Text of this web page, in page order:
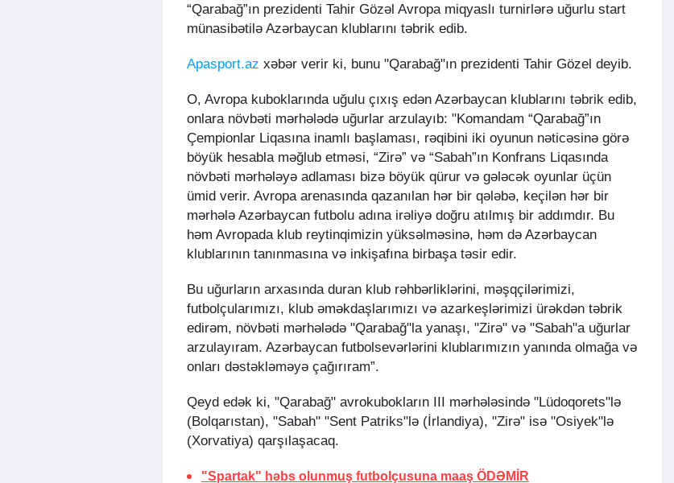
“Qarabağ”ın prezidenti Tahir Gözəl Avropa miqyaslı turnirlərə uğurlu start
münasibətilə Azərbaycan klublarını təbrik edib.
Apasport.az xəbər verir ki, bunu "Qarabağ"ın prezidenti Tahir Gözel deyib.
O, Avropa kuboklarında uğulu çıxış edən Azərbaycan klublarını təbrik edib,
onlara növbəti mərhələdə uğurlar arzulayıb: "Komandam “Qarabağ”ın
Çempionlar Liqasına inamlı başlaması, rəqibini iki oyunun nəticəsinə görə
böyük hesabla məğlub etməsi, “Zirə” və “Sabah”ın Konfrans Liqasında
növbəti mərhələyə adlaması bizə böyük qürur və gələcək oyunlar üçün
ümid verir. Avropa arenasında qazanılan hər bir qələbə, keçilən hər bir
mərhələ Azərbaycan futbolu adına irəliyə doğru atılmış bir addımdır. Bu
həm Avropada klub reytinqimizin yüksəlməsinə, həm də Azərbaycan
klublarının tanınmasına və inkişafına birbaşa təsir edir.
Bu uğurların arxasında duran klub rəhbərliklərini, məşqçilərimizi,
futbolçularımızı, klub əməkdaşlarımızı və azarkeşlərimizi ürəkdən təbrik
edirəm, növbəti mərhələdə "Qarabağ"la yanaşı, "Zirə" və "Sabah"a uğurlar
arzulayıram. Azərbaycan futbolsevərlərini klublarımızın yanında olmağa və
onları dəstəkləməyə çağırıram”.
Qeyd edək ki, "Qarabağ" avrokubokların III mərhələsində "Lüdoqorets"lə
(Bolqarıstan), "Sabah" "Sent Patriks"lə (İrlandiya), "Zirə" isə "Osiyek"lə
(Xorvatiya) qarşılaşacaq.
"Spartak" həbs olunmuş futbolçusuna maaş ÖDƏMİR